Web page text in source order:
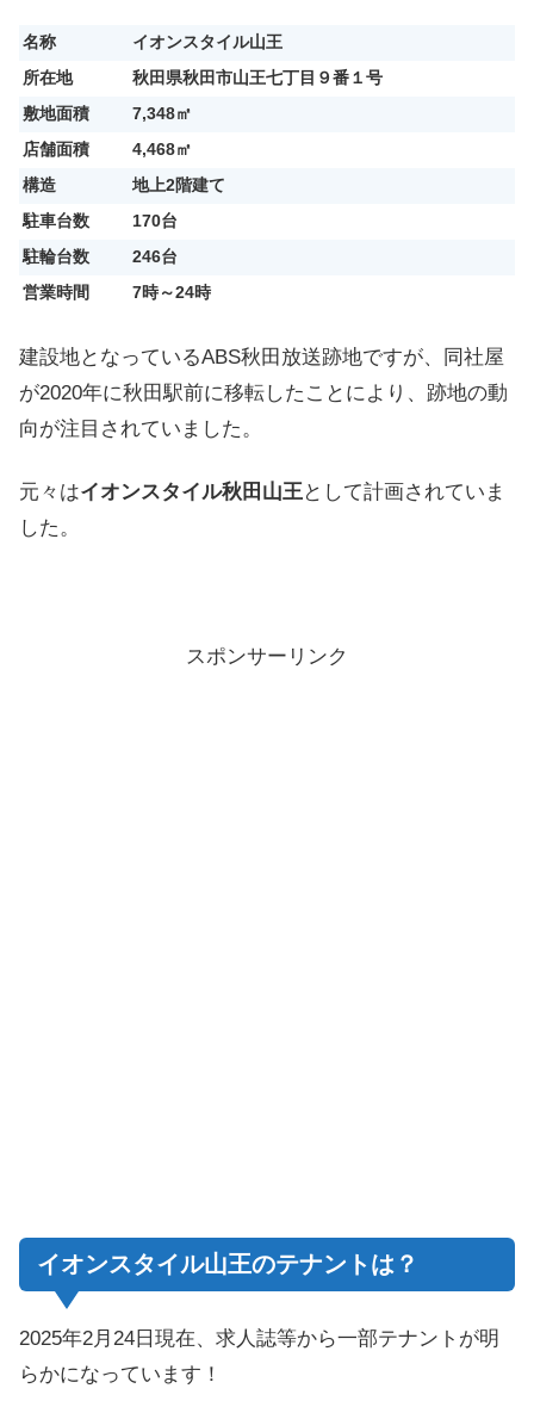
名称
イオンスタイル山王
所在地
秋田県秋田市山王七丁目９番１号
敷地面積
7,348㎡
店舗面積
4,468㎡
構造
地上2階建て
駐車台数
170台
駐輪台数
246台
営業時間
7時～24時
建設地となっているABS秋田放送跡地ですが、同社屋
が2020年に秋田駅前に移転したことにより、跡地の動
向が注目されていました。
元々はイオンスタイル秋田山王として計画されていま
した。
スポンサーリンク
イオンスタイル山王のテナントは？
2025年2月24日現在、求人誌等から一部テナントが明
らかになっています！